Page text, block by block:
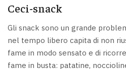
Ceci-snack
Gli snack sono un grande
nel tempo libero capita di non
fame in modo sensato e di
fame in busta: patatine,